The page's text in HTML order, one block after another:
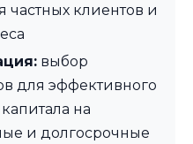
частных клиентов и
выбор
для эффективного
на
и долгосрочные